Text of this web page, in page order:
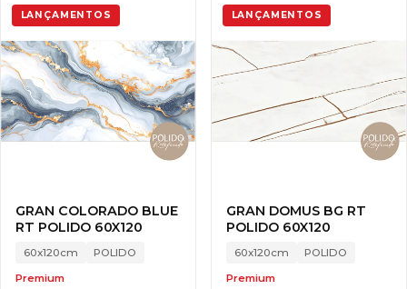
LANÇAMENTOS
GRAN COLORADO BLUE
RT POLIDO 60X120
60x120cm
POLIDO
Premium
LANÇAMENTOS
GRAN DOMUS BG RT
POLIDO 60X120
60x120cm
POLIDO
Premium